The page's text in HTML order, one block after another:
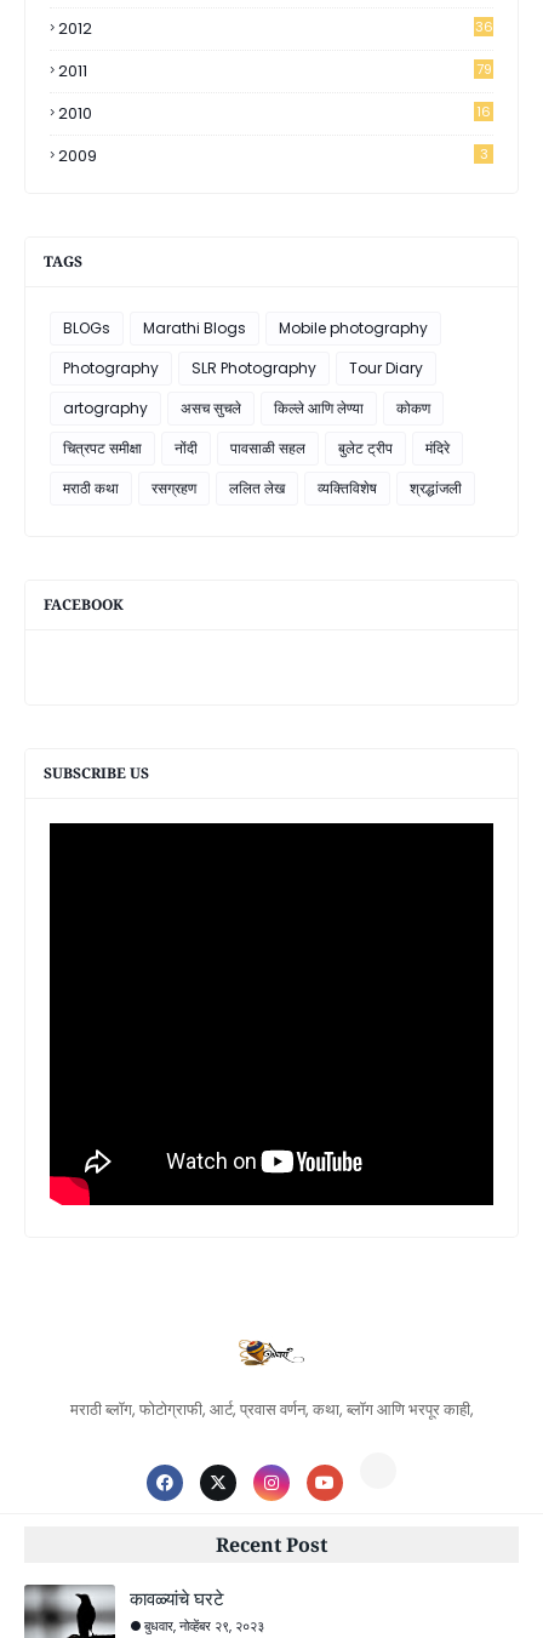
2012 36
2011 79
2010 16
2009 3
TAGS
BLOGs Marathi Blogs
Mobile photography
Photography
SLR Photography
Tour Diary
artography
असच सुचले किल्ले आणि लेण्या
कोकण
चित्रपट समीक्षा
नोंदी पावसाळी सहल बुलेट ट्रीप
मंदिरे
मराठी कथा
रसग्रहण ललित लेख व्यक्तिविशेष श्रद्धांजली
FACEBOOK
SUBSCRIBE US
मराठी ब्लॉग, फोटोग्राफी, आर्ट, प्रवास वर्णन, कथा, ब्लॉग आणि भरपूर काही,
Recent Post
कावळ्यांचे घरटे
बुधवार, नोव्हेंबर २९, २०२३